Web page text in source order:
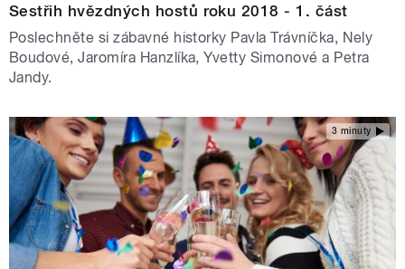
Sestřih hvězdných hostů roku 2018 - 1. část
Poslechněte si zábavné historky Pavla Trávníčka, Nely
Boudové, Jaromíra Hanzlíka, Yvetty Simonové a Petra
Jandy.
3 minuty